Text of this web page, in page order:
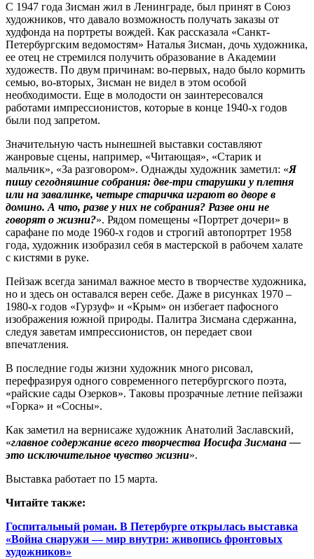
С 1947 года Зисман жил в Ленинграде, был принят в Союз
художников, что давало возможность получать заказы от
худфонда на портреты вождей. Как рассказала «Санкт-
Петербургским ведомостям» Наталья Зисман, дочь художника,
ее отец не стремился получить образование в Академии
художеств. По двум причинам: во‑первых, надо было кормить
семью, во‑вторых, Зисман не видел в этом особой
необходимос­ти. Еще в молодости он заинтересовался
работами импрессионистов, которые в конце 1940‑х годов
были под запретом.
Значительную часть нынешней выставки составляют
жанровые сцены, например, «Читающая», «Старик и
мальчик», «За разговором». Однажды художник заметил: «Я
пишу сегодняшние собрания: две-три старушки у плетня
или на завалинке, четыре старичка играют во дворе в
домино. А что, разве у них не собрания? Разве они не
говорят о жизни?». Рядом помещены «Портрет дочери» в
сарафане по моде 1960‑х годов и строгий автопортрет 1958
года, художник изобразил себя в мастерской в рабочем халате
с кистями в руке.
Пейзаж всегда занимал важное место в творчестве художника,
но и здесь он оставался верен себе. Даже в рисунках 1970 –
1980‑х годов «Гурзуф» и «Крым» он избегает пафосного
изображения южной природы. Палитра Зисмана сдержанна,
следуя заветам импрессионистов, он передает свои
впечатления.
В последние годы жизни художник много рисовал,
перефразируя одного современного петербургского поэта,
«райские сады Озерков». Таковы прозрачные летние пейзажи
«Горка» и «Сосны».
Как заметил на вернисаже художник Анатолий Заславский,
«главное содержание всего творчества Иосифа Зисмана —
это исключительное чувство жизни».
Выставка работает по 15 марта.
Читайте также:
Госпитальный роман. В Петербурге открылась выставка
«Война снаружи — мир внутри: живопись фронтовых
художников»